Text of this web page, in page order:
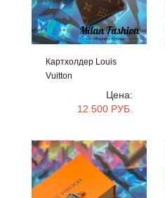
Картхолдер Louis
Vuitton
Цена:
12 500 РУБ.